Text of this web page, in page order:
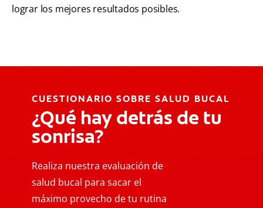
lograr los mejores resultados posibles.
CUESTIONARIO SOBRE SALUD BUCAL
¿Qué hay detrás de tu
sonrisa?
Realiza nuestra evaluación de
salud bucal para sacar el
máximo provecho de tu rutina